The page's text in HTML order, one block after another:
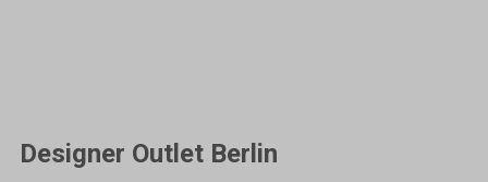
Designer Outlet Berlin